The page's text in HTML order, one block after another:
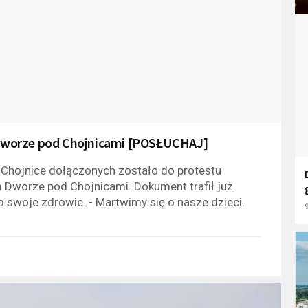
pod Chojnicami [POSŁUCHAJ]
dołączonych zostało do protestu
pod Chojnicami. Dokument trafił już
zdrowie. - Martwimy się o nasze dzieci.